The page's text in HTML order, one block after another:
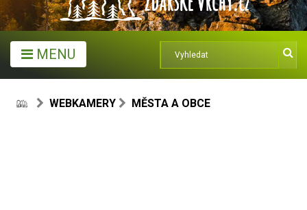
MENU
WEBKAMERY MĚSTA A OBCE